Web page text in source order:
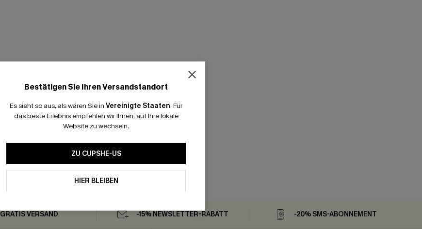
Bestätigen Sie Ihren Versandstandort
Es sieht so aus, als wären Sie in Vereinigte Staaten. Für
das beste Erlebnis empfehlen wir Ihnen, auf Ihre lokale
Website zu wechseln.
ZU CUPSHE-US
HIER BLEIBEN
GRATIS VERSAND -15% NEWSLETTER-RABATT -20% SMS-ABONNEMENT